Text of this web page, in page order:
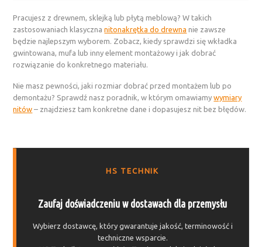
Pracujesz z drewnem, sklejką lub płytą meblową? W takich
zastosowaniach klasycznanitonakrętka do drewna nie zawsze
będzie najlepszym wyborem. Zobacz, kiedy sprawdzi się wkładka
gwintowana, mufa lub inny element montażowy i jak dobrać
rozwiązanie do konkretnego materiału.
Nie masz pewności, jaki rozmiar dobrać przed montażem lub po
demontażu? Sprawdź nasz poradnik, w którym omawiamywymiary
nitów – znajdziesz tam konkretne dane i dopasujesz nit bez błędów.
HS TECHNIK
Zaufaj doświadczeniu w dostawach dla przemysłu
Wybierz dostawcę, który gwarantuje jakość, terminowość i
techniczne wsparcie.